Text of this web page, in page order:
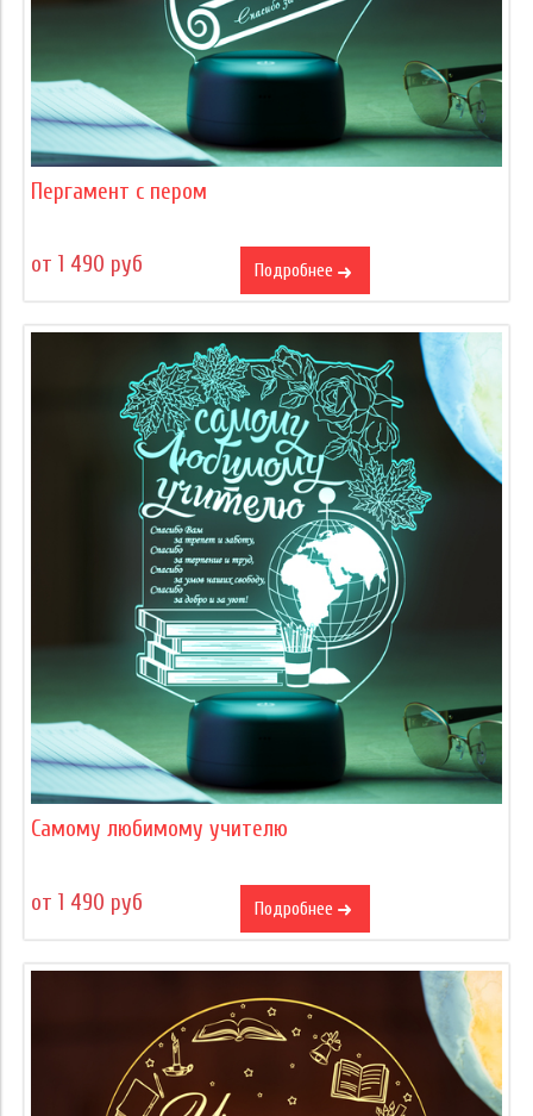
Пергамент с пером
от 1 490 руб Подробнее
Самому любимому учителю
от 1 490 руб Подробнее